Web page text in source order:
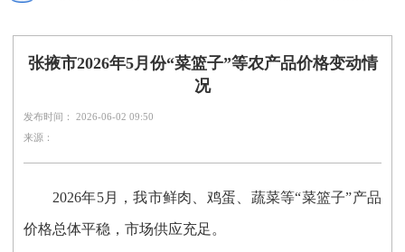
张掖市2026年5月份“菜篮子”等农产品价格变动情
况
发布时间： 2026-06-02 09:50
来源：
2026年5月，我市鲜肉、鸡蛋、蔬菜等“菜篮子”产品
价格总体平稳，市场供应充足。